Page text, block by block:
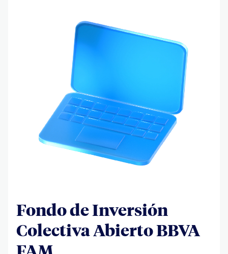
Fondo de Inversión
Colectiva Abierto BBVA